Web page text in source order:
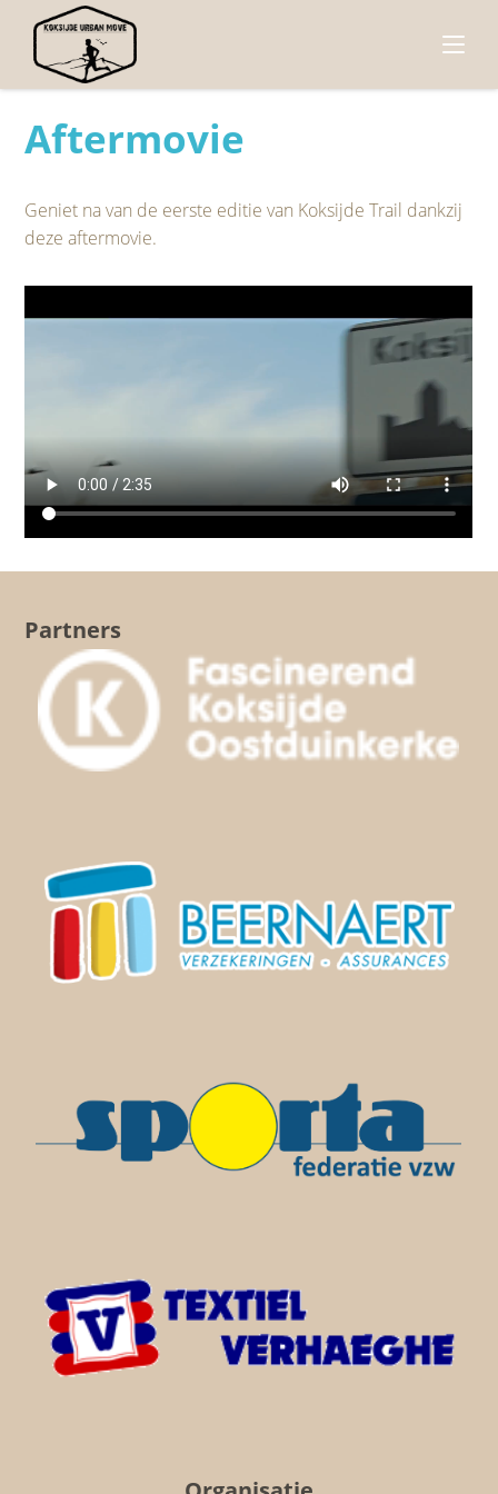
Aftermovie
Geniet na van de eerste editie van Koksijde Trail dankzij
deze aftermovie.
Partners